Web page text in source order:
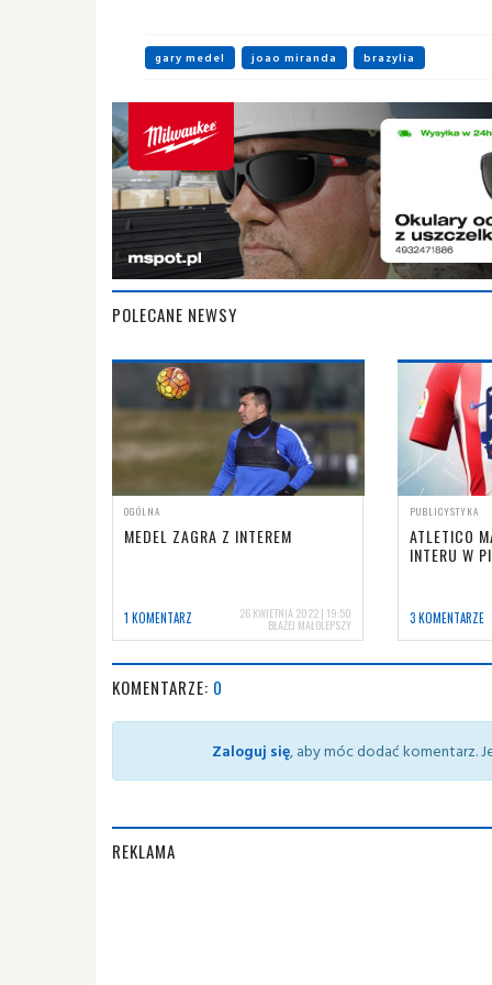
gary medel joao miranda brazylia
POLECANE NEWSY
OGÓLNA
MEDEL ZAGRA Z INTEREM
1 KOMENTARZ 26 KWIETNIA 2022 | 19:50
BŁAŻEJ MAŁOLEPSZY
PUBLICYSTYKA
ATLETICO
INTERU W
3 KOMENTARZE
KOMENTARZE: 0
Zaloguj się, aby móc dodać komentarz.
REKLAMA